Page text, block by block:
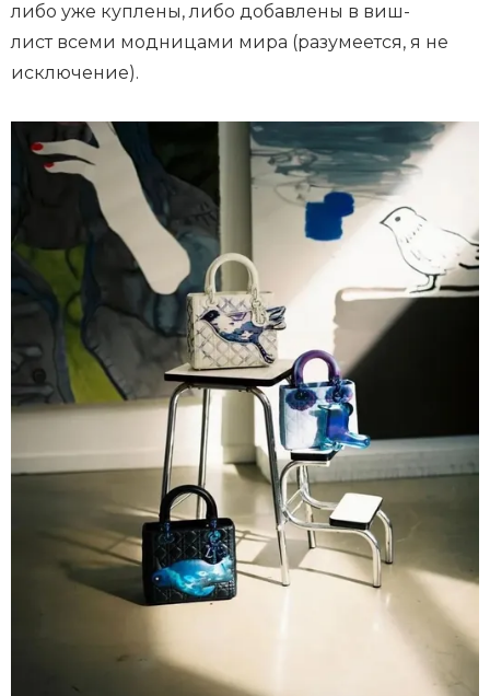
либо уже куплены, либо добавлены в виш-
лист всеми модницами мира (разумеется, я не
исключение).